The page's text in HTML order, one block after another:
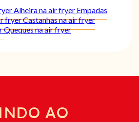
Alheira na air fryer Empadas
fryerCastanhas na air fryer
Queques na air fryer
AO